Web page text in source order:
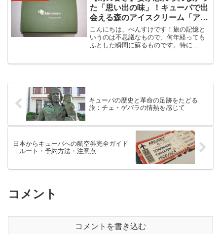
アル建築が並び、どこから...
た「思い出の味」！キューバで出
会える森のアイスクリーム「アテ
モヤ」
こんにちは、べんすけです！旅の記憶と
いうのは不思議なもので、何年経っても
ふとした瞬間に蘇るものです。特に
キューバの歴史と革命の足跡をたどる
旅：チェ・ゲバラの情熱を感じて
日本からキューバへの航空券完全ガイド
｜ルート・予約方法・注意点
コメント
コメントを書き込む